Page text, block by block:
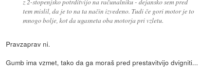
tem mislil, da je to na ta način izvedeno. Tudi če gori motor je to
mnogo bolje, kot da ugasneta oba motorja pri vzletu.
Pravzaprav ni.
Gumb ima vzmet, tako da ga moraš pred prestavitvijo dvigniti...